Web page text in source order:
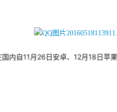
内自 11 月 26 日安卓、12月18 日苹